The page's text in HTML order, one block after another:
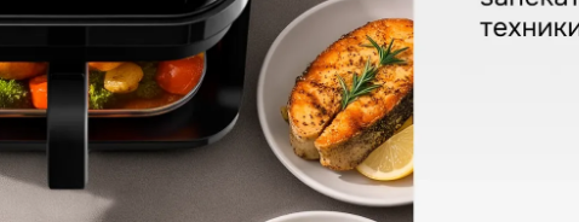
КУПИТЬ В ОДИН КЛИК
Заполните короткую форму —
и мы оформим заказ за вас.
Ваше имя